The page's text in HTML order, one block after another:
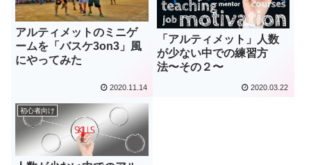
アルティメットのミニゲ
ームを「バスケ3on3」風
にやってみた
2020.11.14
「アルティメット」人数
が少ない中での練習方
法〜その２〜
2020.03.22
初心者向け